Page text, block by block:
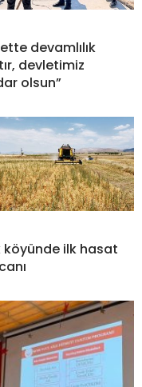
devamlılık
devletimiz
olsun”
köyünde ilk hasat